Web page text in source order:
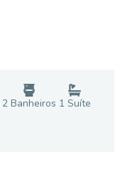
2 Banheiros 1 Suíte